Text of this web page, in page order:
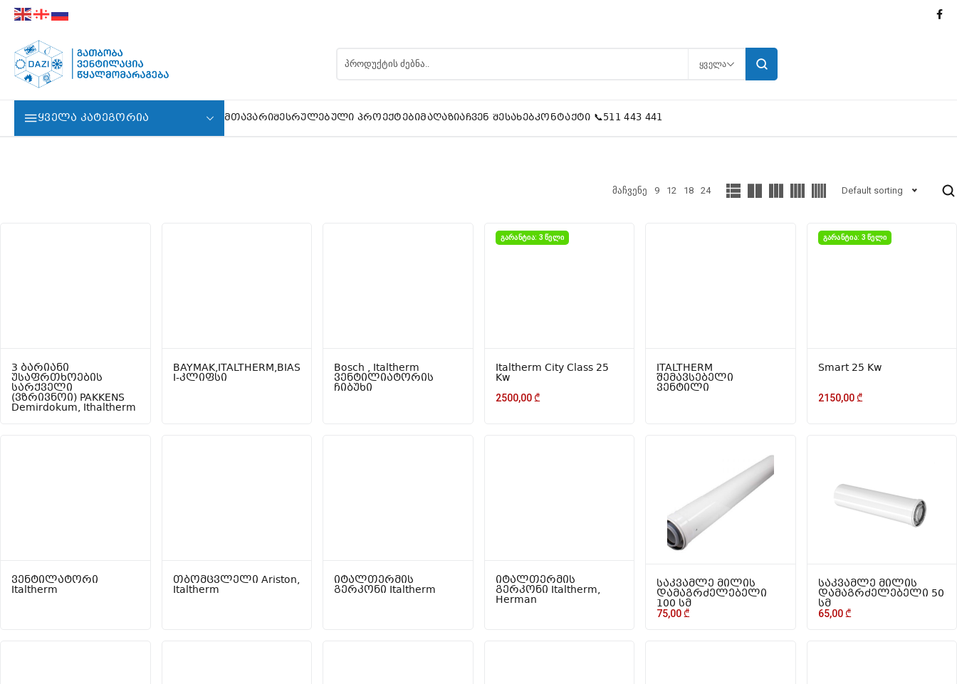
ᲧᲕᲔᲚᲐ
ᲧᲕᲔᲚᲐ ᲙᲐᲢᲔᲒᲝᲠᲘᲐ ᲛᲗᲐᲕᲐᲠᲘᲨᲔᲡᲠᲣᲚᲔᲑᲣᲚᲘ ᲞᲠᲝᲔᲥᲢᲔᲑᲘᲛᲐᲦᲐᲖᲘᲐᲩᲕᲔᲜ ᲨᲔᲡᲐᲮᲔᲑᲙᲝᲜᲢᲐᲥᲢᲘ 📞511 443 441
მაჩვენე 9 12 18 24 Default sorting
3 ბარიანი
უსაფრთხოების
სარქველი
(ვზრივნოი) PAKKENS
Demirdokum, Ithaltherm
BAYMAK,ITALTHERM,BIAS
I-კლიფსი
Bosch , Italtherm
ვენტილიატორის
ჩიბუხი
ᲒᲐᲠᲐᲜᲢᲘᲐ: 3 ᲬᲔᲚᲘ
Italtherm City Class 25
Kw
2500,00 ₾
ITALTHERM
შემავსებელი
ვენტილი
ᲒᲐᲠᲐᲜᲢᲘᲐ: 3 ᲬᲔᲚᲘ
Smart 25 Kw
2150,00 ₾
ვენტილატორი
Italtherm
თბომცვლელი Ariston,
Italtherm
იტალთერმის
გერკონი Italtherm
იტალთერმის
გერკონი Italtherm,
Herman
საკვამლე მილის
დამაგრძელებელი
100 სმ
75,00 ₾
საკვამლე მილის
დამაგრძელებელი 50
სმ
65,00 ₾